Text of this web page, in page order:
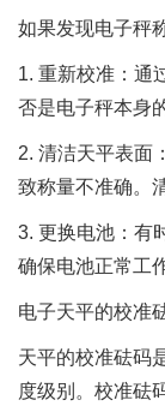
如果发现电子秤
1. 重新校准：通
否是电子秤本身
2. 清洁天平表面
致称量不准确。
3. 更换电池：有
确保电池正常工
电子天平的校准
天平的校准砝码
度级别。校准砝